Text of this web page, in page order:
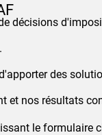
décisions
des
et nos résultats
le formulaire